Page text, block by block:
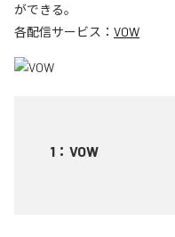
ができる。
各配信サービス： VOW
1 ： VOW